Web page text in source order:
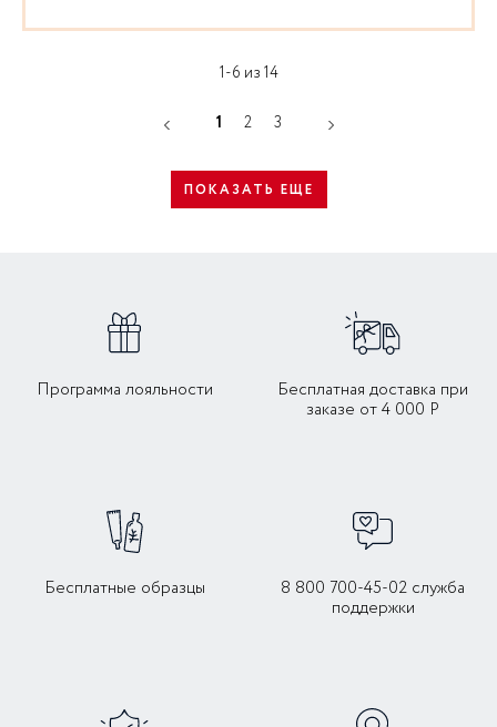
1-6 из 14
1 2 3
ПОКАЗАТЬ ЕЩЕ
Программа лояльности
Бесплатная доставка при
заказе от 4 000 Р
Бесплатные образцы
8 800 700-45-02 служба
поддержки